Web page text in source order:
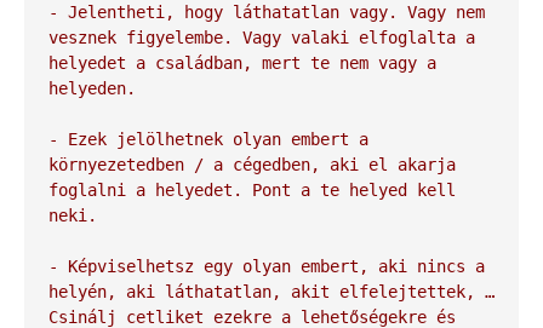
- Jelentheti, hogy láthatatlan vagy. Vagy nem
vesznek figyelembe. Vagy valaki elfoglalta a
helyedet a családban, mert te nem vagy a
helyeden.
- Ezek jelölhetnek olyan embert a
környezetedben / a cégedben, aki el akarja
foglalni a helyedet. Pont a te helyed kell
neki.
- Képviselhetsz egy olyan embert, aki nincs a
helyén, aki láthatatlan, akit elfelejtettek, …
Csinálj cetliket ezekre a lehetőségekre és